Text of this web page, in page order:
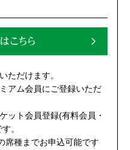
こちら
ただけます。
アム会員にご登録いただ
ット会員登録(有料会員・
。
席種までお申込可能です